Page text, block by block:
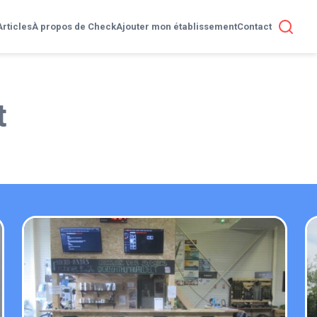
À propos de CheckAjouter mon établissementContact